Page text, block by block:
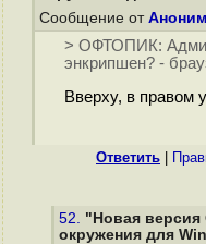
Сообщение от Аноним
> ОФТОПИК:
энкрипшен? -
Вверху, в правом
Ответить
52. "Новая версия
окружения для